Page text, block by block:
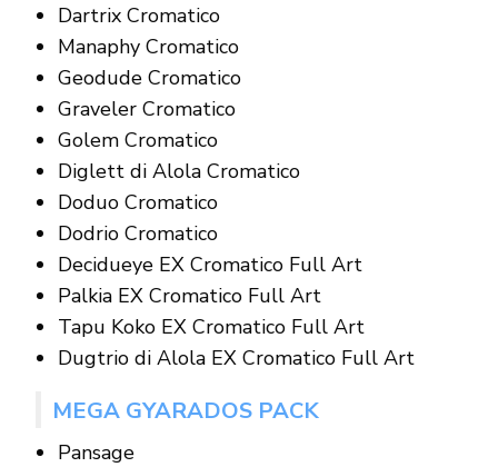
Dartrix Cromatico
Manaphy Cromatico
Geodude Cromatico
Graveler Cromatico
Golem Cromatico
Diglett di Alola Cromatico
Doduo Cromatico
Dodrio Cromatico
Decidueye EX Cromatico Full Art
Palkia EX Cromatico Full Art
Tapu Koko EX Cromatico Full Art
Dugtrio di Alola EX Cromatico Full Art
MEGA GYARADOS PACK
Pansage